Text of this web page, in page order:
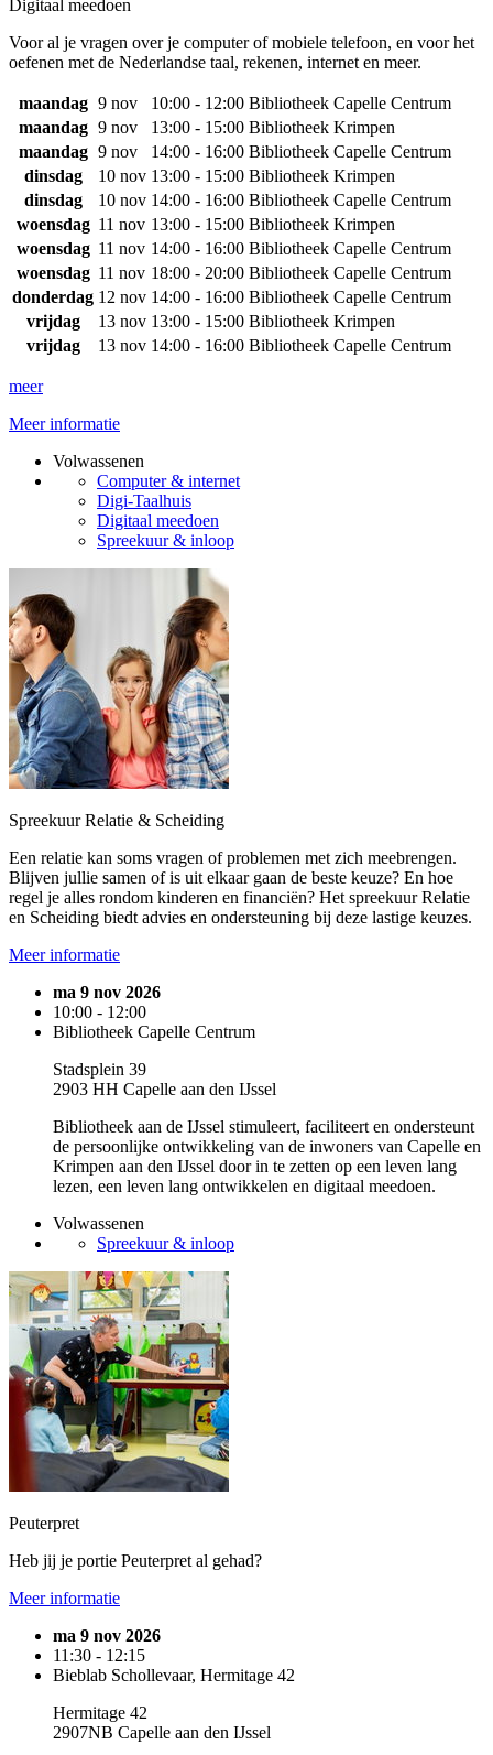
Digitaal meedoen
Voor al je vragen over je computer of mobiele telefoon, en voor het
oefenen met de Nederlandse taal, rekenen, internet en meer.
maandag 9 nov 10:00 - 12:00 Bibliotheek Capelle Centrum
maandag 9 nov 13:00 - 15:00 Bibliotheek Krimpen
maandag 9 nov 14:00 - 16:00 Bibliotheek Capelle Centrum
dinsdag
10 nov 13:00 - 15:00 Bibliotheek Krimpen
dinsdag
10 nov 14:00 - 16:00 Bibliotheek Capelle Centrum
woensdag 11 nov 13:00 - 15:00 Bibliotheek Krimpen
woensdag 11 nov 14:00 - 16:00 Bibliotheek Capelle Centrum
woensdag 11 nov 18:00 - 20:00 Bibliotheek Capelle Centrum
donderdag 12 nov 14:00 - 16:00 Bibliotheek Capelle Centrum
vrijdag
13 nov 13:00 - 15:00 Bibliotheek Krimpen
vrijdag
13 nov 14:00 - 16:00 Bibliotheek Capelle Centrum
meer
Meer informatie
Volwassenen
Computer & internet
Digi-Taalhuis
Digitaal meedoen
Spreekuur & inloop
Spreekuur Relatie & Scheiding
Een relatie kan soms vragen of problemen met zich meebrengen.
Blijven jullie samen of is uit elkaar gaan de beste keuze? En hoe
regel je alles rondom kinderen en financiën? Het spreekuur Relatie
en Scheiding biedt advies en ondersteuning bij deze lastige keuzes.
Meer informatie
ma 9 nov 2026
10:00 - 12:00
Bibliotheek Capelle Centrum
Stadsplein 39
2903 HH Capelle aan den IJssel
Bibliotheek aan de IJssel stimuleert, faciliteert en ondersteunt
de persoonlijke ontwikkeling van de inwoners van Capelle en
Krimpen aan den IJssel door in te zetten op een leven lang
lezen, een leven lang ontwikkelen en digitaal meedoen.
Volwassenen
Spreekuur & inloop
Peuterpret
Heb jij je portie Peuterpret al gehad?
Meer informatie
ma 9 nov 2026
11:30 - 12:15
Bieblab Schollevaar, Hermitage 42
Hermitage 42
2907NB Capelle aan den IJssel